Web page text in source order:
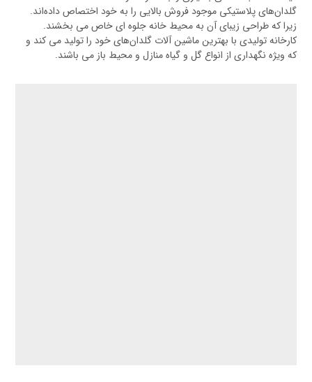
گلدان‌های پلاستیکی موجود فروش بالایی را به خود اختصاص داده‌اند.
زیرا که طراحی زیبای آن به محیط خانه جلوه ای خاص می بخشند.
کارخانه تولیدی با بهترین ماشین آلات گلدان‌های خود را تولید می کند و
که ویژه نگهداری از انواع گل و گیاه منازل و محیط باز می باشند.